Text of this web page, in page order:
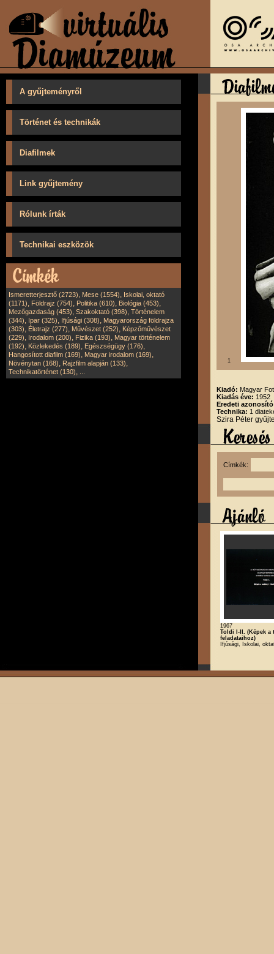
A gyűjteményről
Történet és technikák
Diafilmek
Link gyűjtemény
Rólunk írták
Technikai eszközök
Ismeretterjesztő (2723), Mese (1554), Iskolai, oktató
(1171), Földrajz (754), Politika (610), Biológia (453),
Mezőgazdaság (453), Szakoktató (398), Történelem
(344), Ipar (325), Ifjúsági (308), Magyarország földrajza
(303), Életrajz (277), Művészet (252), Képzőművészet
(229), Irodalom (200), Fizika (193), Magyar történelem
(192), Közlekedés (189), Egészségügy (176),
Hangosított diafilm (169), Magyar irodalom (169),
Növénytan (168), Rajzfilm alapján (133),
Technikatörténet (130),
1
Kiadó: Magyar
Kiadás éve: 1952
Eredeti
Technika: 1
Szira Péter
Címkék:
1967
Toldi I-II. (Képek a
feladataihoz)
Ifjúsági, Iskolai,